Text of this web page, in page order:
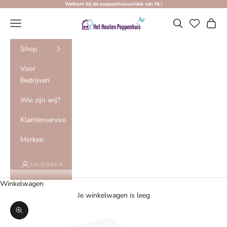
Welkom bij dé poppenhuiswinkel van NL!
Het Houten Poppenhuis
Menu Zoeken
Shop
Voor
Bedrijven
Wie zijn wij?
Klantenservice
Merken
INLOGGEN
Winkelwagen
Je winkelwagen is leeg
In-/uitzoomen